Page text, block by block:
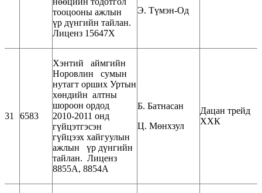
тооцооны ажлын
үр дүнгийн тайлан.
Лиценз 15647Х
Э. Түмэн-Од
31 6583
Хэнтий аймгийн
Норовлин сумын
нутагт орших Уртын
хөндийн алтны
шороон ордод
2010-2011 онд
гүйцэтгэсэн
гүйцээх хайгуулын
ажлын үр дүнгийн
тайлан. Лиценз
8855А, 8854А
Б. Батнасан
Ц. Мөнхзул
Дацан трейд
ХХК